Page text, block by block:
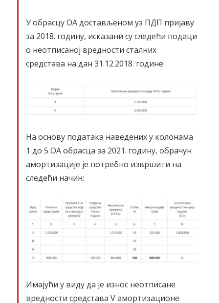
У обрасцу ОА достављеном уз ПДП пријаву
за 2018. годину, исказани су следећи подаци
о неотписаној вредности сталних
средстава на дан 31.12.2018. године:
На основу података наведених у колонама
1 до 5 ОА обрасца за 2021. годину, обрачун
амортизације је потребно извршити на
следећи начин:
Имајући у виду да је износ неотписане
вредности средстава V амортизационе